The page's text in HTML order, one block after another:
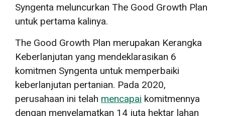
Syngenta meluncurkan The Good Growth Plan
untuk pertama kalinya.
The Good Growth Plan merupakan Kerangka
Keberlanjutan yang mendeklarasikan 6
komitmen Syngenta untuk memperbaiki
keberlanjutan pertanian. Pada 2020,
perusahaan ini telah mencapai komitmennya
dengan menyelamatkan 14 juta hektar lahan